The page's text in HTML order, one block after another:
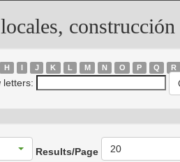
H I J K L M N O P Q R
letters:
Results/Page 20